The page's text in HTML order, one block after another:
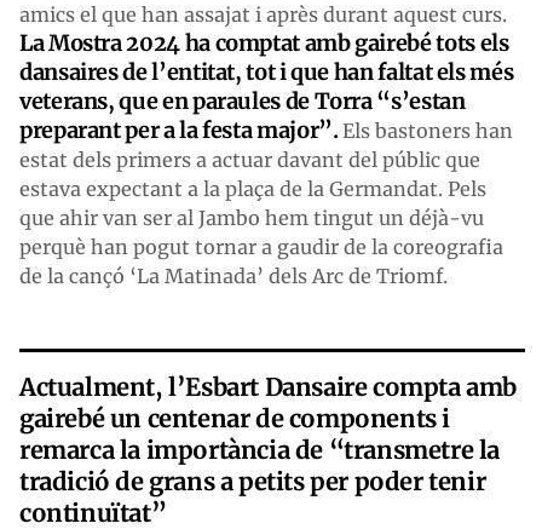
amics el que han assajat i après durant aquest curs.
La Mostra 2024 ha comptat amb gairebé tots els
dansaires de l’entitat, tot i que han faltat els més
veterans, que en paraules de Torra “s’estan
preparant per a la festa major”.Els bastoners han
estat dels primers a actuar davant del públic que
estava expectant a la plaça de la Germandat. Pels
que ahir van ser al Jambo hem tingut un déjà-vu
perquè han pogut tornar a gaudir de la coreografia
de la cançó ‘La Matinada’ dels Arc de Triomf.
Actualment, l’Esbart Dansaire compta amb
gairebé un centenar de components i
remarca la importància de “transmetre la
tradició de grans a petits per poder tenir
continuïtat”